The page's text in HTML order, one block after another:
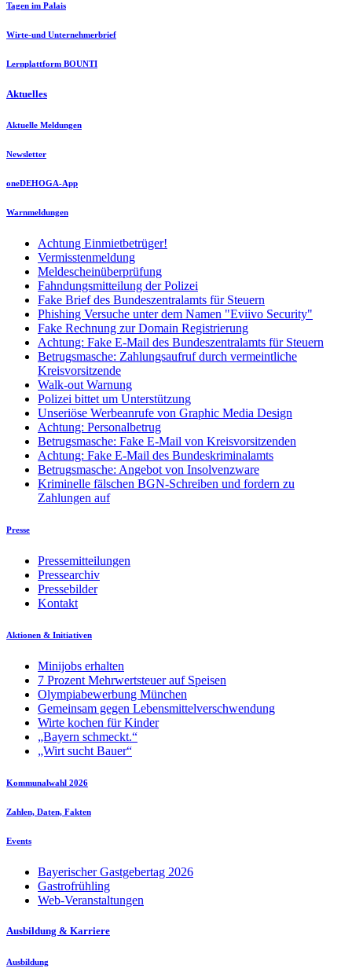
Tagen im Palais
Wirte-und Unternehmerbrief
Lernplattform BOUNTI
Aktuelles
Aktuelle Meldungen
Newsletter
oneDEHOGA-App
Warnmeldungen
Achtung Einmietbetrüger!
Vermisstenmeldung
Meldescheinüberprüfung
Fahndungsmitteilung der Polizei
Fake Brief des Bundeszentralamts für Steuern
Phishing Versuche unter dem Namen "Eviivo Security"
Fake Rechnung zur Domain Registrierung
Achtung: Fake E-Mail des Bundeszentralamts für Steuern
Betrugsmasche: Zahlungsaufruf durch vermeintliche
Kreisvorsitzende
Walk-out Warnung
Polizei bittet um Unterstützung
Unseriöse Werbeanrufe von Graphic Media Design
Achtung: Personalbetrug
Betrugsmasche: Fake E-Mail von Kreisvorsitzenden
Achtung: Fake E-Mail des Bundeskriminalamts
Betrugsmasche: Angebot von Insolvenzware
Kriminelle fälschen BGN-Schreiben und fordern zu
Zahlungen auf
Presse
Pressemitteilungen
Pressearchiv
Pressebilder
Kontakt
Aktionen & Initiativen
Minijobs erhalten
7 Prozent Mehrwertsteuer auf Speisen
Olympiabewerbung München
Gemeinsam gegen Lebensmittelverschwendung
Wirte kochen für Kinder
„Bayern schmeckt.“
„Wirt sucht Bauer“
Kommunalwahl 2026
Zahlen, Daten, Fakten
Events
Bayerischer Gastgebertag 2026
Gastrofrühling
Web-Veranstaltungen
Ausbildung & Karriere
Ausbildung